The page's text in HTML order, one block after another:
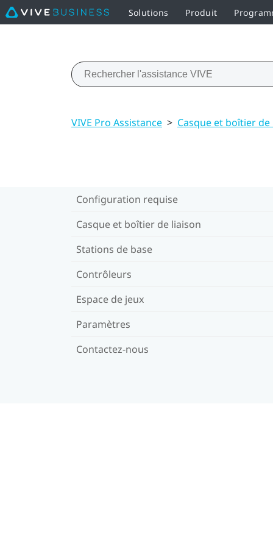
Solutions Produit
VIVE Pro Assistance > Casque et boîtier
Configuration requise
Casque et boîtier de liaison
Stations de base
Contrôleurs
Espace de jeux
Paramètres
Contactez-nous